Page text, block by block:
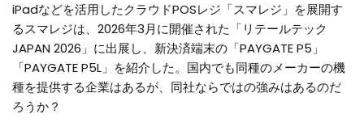
iPadなどを活用したクラウドPOSレジ「スマレジ」を展開す
るスマレジは、2026年3月に開催された「リテールテック
JAPAN 2026」に出展し、新決済端末の「PAYGATE P5」
「PAYGATE P5L」を紹介した。国内でも同種のメーカーの機
種を提供する企業はあるが、同社ならではの強みはあるのだ
ろうか？